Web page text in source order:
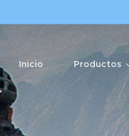
Inicio Productos